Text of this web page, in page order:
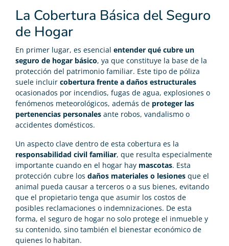
La Cobertura Básica del Seguro
de Hogar
En primer lugar, es esencial entender qué cubre un
seguro de hogar básico, ya que constituye la base de la
protección del patrimonio familiar. Este tipo de póliza
suele incluir cobertura frente a daños estructurales
ocasionados por incendios, fugas de agua, explosiones o
fenómenos meteorológicos, además de proteger las
pertenencias personales ante robos, vandalismo o
accidentes domésticos.
Un aspecto clave dentro de esta cobertura es la
responsabilidad civil familiar, que resulta especialmente
importante cuando en el hogar hay mascotas. Esta
protección cubre los daños materiales o lesiones que el
animal pueda causar a terceros o a sus bienes, evitando
que el propietario tenga que asumir los costos de
posibles reclamaciones o indemnizaciones. De esta
forma, el seguro de hogar no solo protege el inmueble y
su contenido, sino también el bienestar económico de
quienes lo habitan.